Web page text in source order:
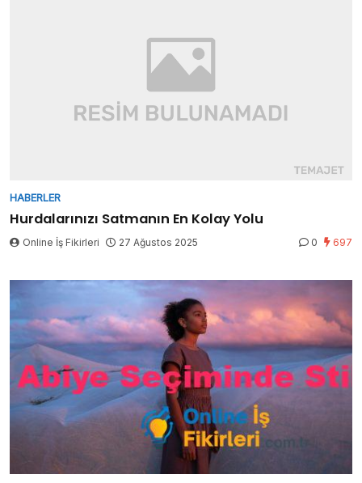
HABERLER
Hurdalarınızı Satmanın En Kolay Yolu
Online İş Fikirleri 27 Ağustos 2025 0 697